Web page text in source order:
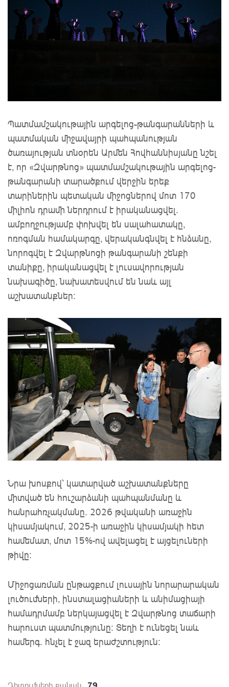
Պատմամշակութային արգելոց֊թանգարանների և
պատմական միջավայրի պահպանության
ծառայության տնօրեն Արմեն Հովհաննիսյանը նշել
է, որ «Զվարթնոց» պատմամշակութային արգելոց-
թանգարանի տարածքում վերջին երեք
տարիներին պետական միջոցներով մոտ 170
միլիոն դրամի ներդրում է իրականացվել.
ամբողջությամբ փոխվել են սալահատակը,
ոռոգման համակարգը, վերականգնվել է հնձանը,
նորոգվել է Զվարթնոցի թանգարանի շենքի
տանիքը, իրականացվել է լուսավորության
նախագիծը, նախատեսվում են նաև այլ
աշխատանքներ:
Նրա խոսքով՝ կատարված աշխատանքները
միտված են հուշարձանի պահպանմանը և
հանրահռչակմանը․ 2026 թվականի առաջին
կիսամյակում, 2025-ի առաջին կիսամյակի հետ
համեմատ, մոտ 15%-ով ավելացել է այցելուների
թիվը:
Միջոցառման ընթացքում լուսային նորարարական
լուծումների, ինստալացիաների և անիմացիայի
համադրմամբ ներկայացվել է Զվարթնոց տաճարի
հարուստ պատմությունը։ Տեղի է ունեցել նաև
համերգ. հնչել է ջազ երաժշտություն։
Դիտումների քանակ 79